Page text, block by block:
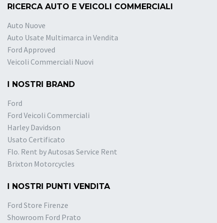
RICERCA AUTO E VEICOLI COMMERCIALI
Auto Nuove
Auto Usate Multimarca in Vendita
Ford Approved
Veicoli Commerciali Nuovi
I NOSTRI BRAND
Ford
Ford Veicoli Commerciali
Harley Davidson
Usato Certificato
Flo. Rent by Autosas Service Rent
Brixton Motorcycles
I NOSTRI PUNTI VENDITA
Ford Store Firenze
Showroom Ford Prato